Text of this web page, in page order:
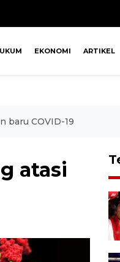
EKONOMI ARTIKEL
baru COVID-19
atasi